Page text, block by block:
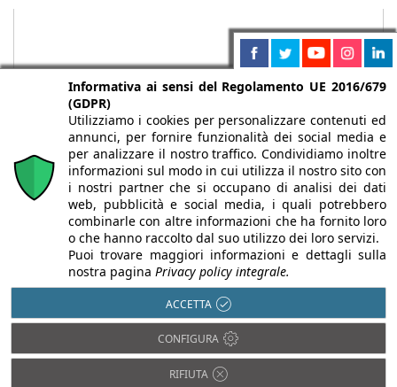
Chi siamo Autori Per la tua pubblicità
Iscriviti alla
newsletter
Infobuild è testata registrata presso il Tribunale di Milano al n° 63
dell’8/3/2013 - ISSN 2282-2267
© 2000-2026 Infoweb srl - P.IVA 13155920153 - Tutti i diritti
Informativa ai sensi del Regolamento UE 2016/679
(GDPR)
Utilizziamo i cookies per personalizzare contenuti ed
annunci, per fornire funzionalità dei social media e
per analizzare il nostro traffico. Condividiamo inoltre
informazioni sul modo in cui utilizza il nostro sito con
i nostri partner che si occupano di analisi dei dati
web, pubblicità e social media, i quali potrebbero
combinarle con altre informazioni che ha fornito loro
o che hanno raccolto dal suo utilizzo dei loro servizi.
Puoi trovare maggiori informazioni e dettagli sulla
nostra pagina Privacy policy integrale.
ACCETTA
CONFIGURA
RIFIUTA